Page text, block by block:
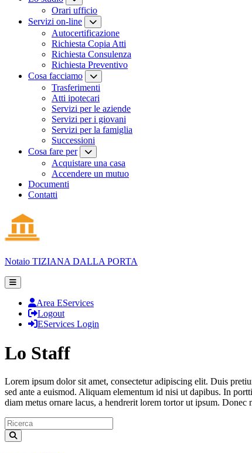
Orari ufficio
Servizi on-line
Autocertificazione
Richiesta Copia Atti
Richiesta Consulenza
Richiesta Preventivo
Cosa facciamo
Trasferimenti
Atti ipotecari
Servizi per le aziende
Servizi per i giovani
Servizi per la famiglia
Successioni
Cosa fare per
Acquistare una casa
Accendere un mutuo
Documenti
Contatti
Notaio TIZIANA DALLA PORTA
Area EServices
Logout
EServices Login
Lo Staff
Lorem ipsum dolor sit amet, consectetur adipiscing elit. Duis
sed ante a euismod. Aliquam elementum id nisi ut dapibus. In
diam metus ornare lacus, a hendrerit lorem tortor ut ipsum.